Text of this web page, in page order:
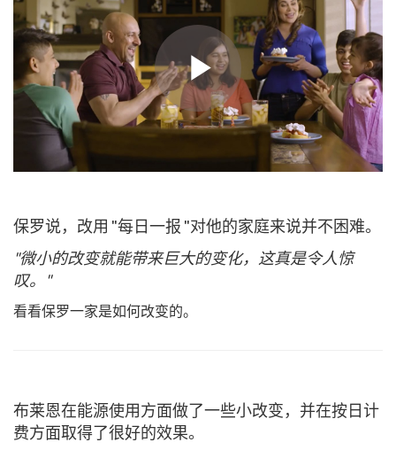
保罗说，改用 "每日一报 "对他的家庭来说并不困难。
"微小的改变就能带来巨大的变化，这真是令人惊
叹。"
看看保罗一家是如何改变的。
布莱恩在能源使用方面做了一些小改变，并在按日计
费方面取得了很好的效果。